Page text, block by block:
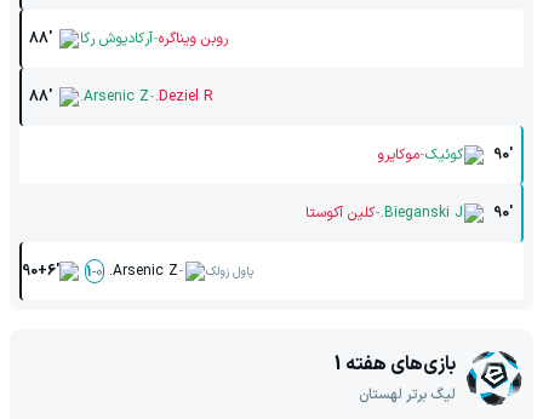
88' آرکادیوش رکا-روبن ویناگره
88' Arsenic Z.- Deziel R.
90' کوئیک-موکایرو
90'
Bieganski J.
-کلین آکوستا
90+6' 0
-
1 Arsenic Z.- پاول زولک
بازی‌های هفته 1
لیگ برتر لهستان